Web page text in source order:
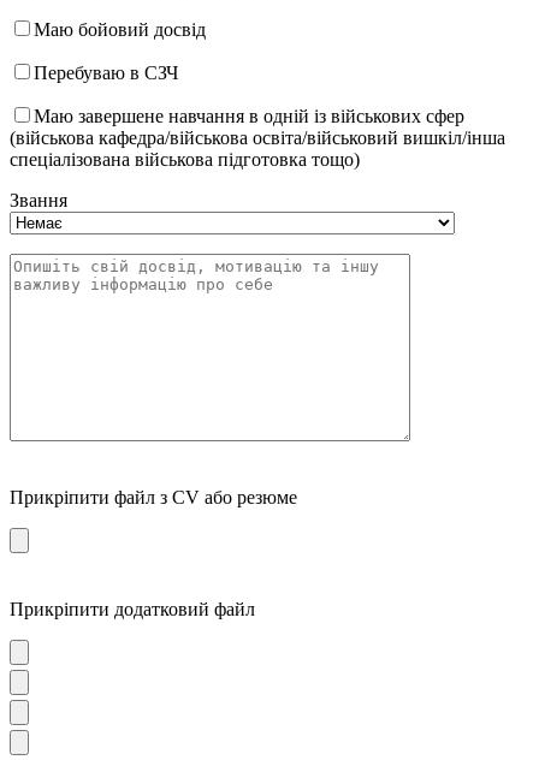
Маю бойовий досвід
Перебуваю в СЗЧ
Маю завершене навчання в одній із військових сфер
(військова кафедра/військова освіта/військовий вишкіл/інша
спеціалізована військова підготовка тощо)
Звання
Прикріпити файл з CV або резюме
Прикріпити додатковий файл